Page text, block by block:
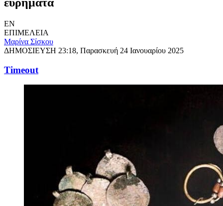
EN
ΕΠΙΜΕΛΕΙΑ
Μαρίνα Σίσκου
ΔΗΜΟΣΙΕΥΣΗ 23:18, Παρασκευή 24 Ιανουαρίου 2025
Timeout